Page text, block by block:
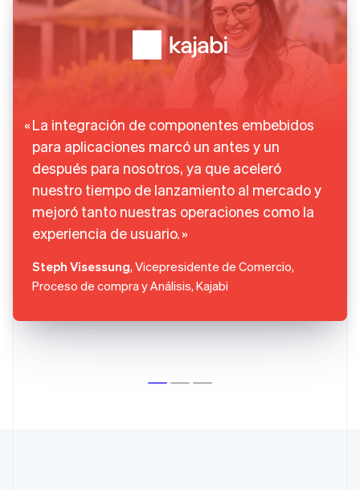
La integración de componentes embebidos
para aplicaciones marcó un antes y un
después para nosotros, ya que aceleró
nuestro tiempo de lanzamiento al mercado y
mejoró tanto nuestras operaciones como la
experiencia de usuario.
Steph Visessung, Vicepresidente de Comercio,
Proceso de compra y Análisis, Kajabi